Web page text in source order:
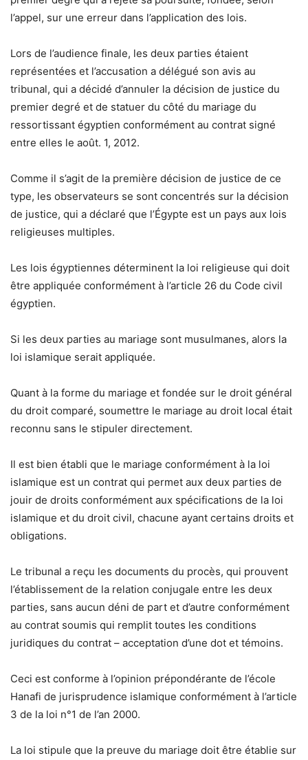
l’appel, sur une erreur dans l’application des lois.
Lors de l’audience finale, les deux parties étaient
représentées et l’accusation a délégué son avis au
tribunal, qui a décidé d’annuler la décision de justice du
premier degré et de statuer du côté du mariage du
ressortissant égyptien conformément au contrat signé
entre elles le août. 1, 2012.
Comme il s’agit de la première décision de justice de ce
type, les observateurs se sont concentrés sur la décision
de justice, qui a déclaré que l’Égypte est un pays aux lois
religieuses multiples.
Les lois égyptiennes déterminent la loi religieuse qui doit
être appliquée conformément à l’article 26 du Code civil
égyptien.
Si les deux parties au mariage sont musulmanes, alors la
loi islamique serait appliquée.
Quant à la forme du mariage et fondée sur le droit général
du droit comparé, soumettre le mariage au droit local était
reconnu sans le stipuler directement.
Il est bien établi que le mariage conformément à la loi
islamique est un contrat qui permet aux deux parties de
jouir de droits conformément aux spécifications de la loi
islamique et du droit civil, chacune ayant certains droits et
obligations.
Le tribunal a reçu les documents du procès, qui prouvent
l’établissement de la relation conjugale entre les deux
parties, sans aucun déni de part et d’autre conformément
au contrat soumis qui remplit toutes les conditions
juridiques du contrat – acceptation d’une dot et témoins.
Ceci est conforme à l’opinion prépondérante de l’école
Hanafi de jurisprudence islamique conformément à l’article
3 de la loi n°1 de l’an 2000.
La loi stipule que la preuve du mariage doit être établie sur